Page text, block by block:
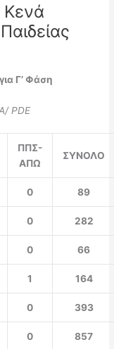
Γ’ Φάση
PDE
ΠΠΣ-
ΑΠΩ
ΣΥΝΟΛΟ
0 89
0 282
0 66
1 164
0 393
0 857